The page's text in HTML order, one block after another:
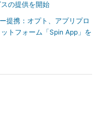
の提供を開始
提携：オプト、アプリプロ
トフォーム「Spin App」を